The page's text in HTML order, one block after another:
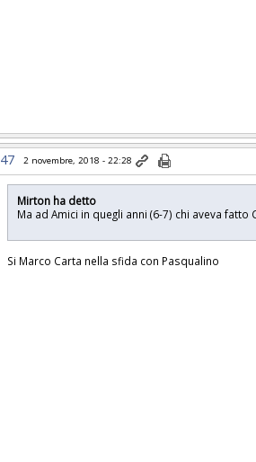
47 2 novembre, 2018 - 22:28
Mirton ha detto
Ma ad Amici in quegli anni (6-7) chi aveva fatto
Si Marco Carta nella sfida con Pasqualino